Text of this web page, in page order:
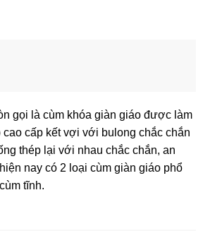
gọi là cùm khóa giàn giáo được làm
cao cấp kết vợi với bulong chắc chắn
thép lại với nhau chắc chắn, an
nay có 2 loại cùm giàn giáo phổ
tĩnh.